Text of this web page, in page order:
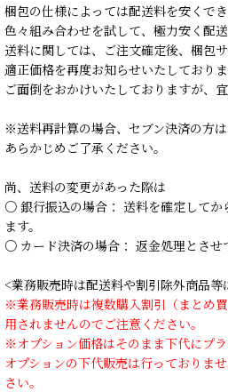
梱包の仕様によっては配送料を安くでき
色々組み合わせを試して、極力安く配
送料に関しては、ご注文確定後、梱包
適正価格を再度お知らせいたしておりま
ご面倒をおかけいたしておりますが、
※送料再計算の場合、セブン決済の方
あらかじめご了承ください。
尚、送料の変更があった際は
○ 銀行振込の場合： 送料を確定してか
ます。
○ カード決済の場合： 返金処理とさせ
<業務販売時は配送料や割引除外商品
※業務販売時は複数購入割引（まとめ
用されませんのでご注意ください。
※オプション価格はそのまま下代にプラ
オプションの下代販売は行っておりま
さい。